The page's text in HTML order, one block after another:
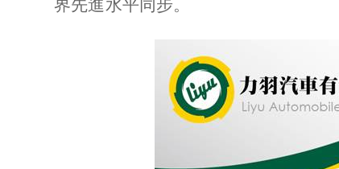
界先進水平同步。